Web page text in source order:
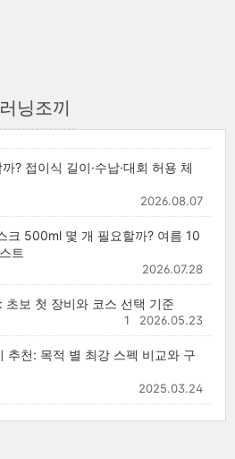
러닝조끼
? 접이식 길이·수납·대회 허용 체
2026.08.07
크 500ml 몇 개 필요할까? 여름 10
트
2026.07.28
초보 첫 장비와 코스 선택 기준
2026.05.23
1
추천: 목적 별 최강 스펙 비교와 구
2025.03.24